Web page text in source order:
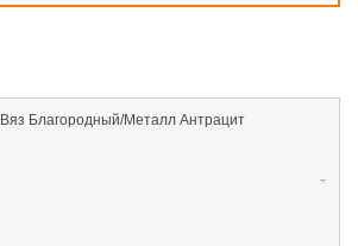
Вяз Благородный/Металл Антрацит